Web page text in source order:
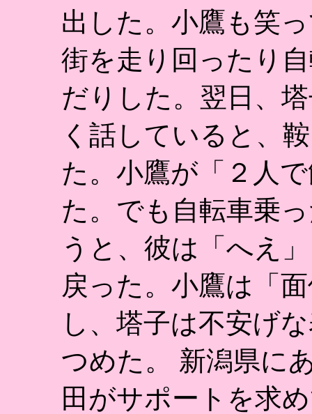
出した。小鷹も笑
街を走り回ったり
だりした。翌日、
く話していると、
た。小鷹が「２人
た。でも自転車乗
うと、彼は「へえ
戻った。小鷹は「
し、塔子は不安げ
つめた。 新潟県に
田がサポートを求